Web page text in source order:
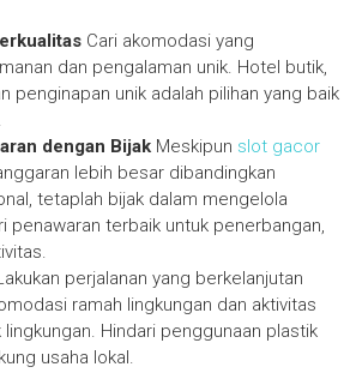
Cari akomodasi yang
dan pengalaman unik. Hotel butik,
penginapan unik adalah pilihan yang baik
dengan BijakMeskipun slot gacor
lebih besar dibandingkan
tetaplah bijak dalam mengelola
penawaran terbaik untuk penerbangan,
perjalanan yang berkelanjutan
ramah lingkungan dan aktivitas
Hindari penggunaan plastik
usaha lokal.